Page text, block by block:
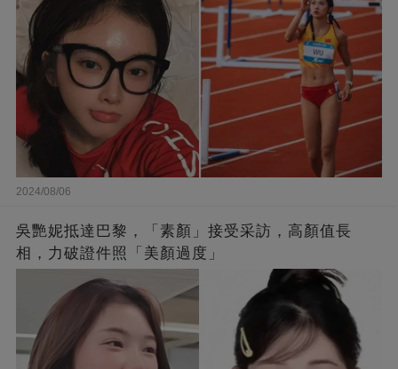
2024/08/06
吳艷妮抵達巴黎，「素顏」接受采訪，高顏值長
相，力破證件照「美顏過度」